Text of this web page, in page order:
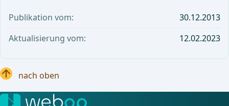
Publikation vom:
30.12.2013
Aktualisierung vom:
12.02.2023
nach oben